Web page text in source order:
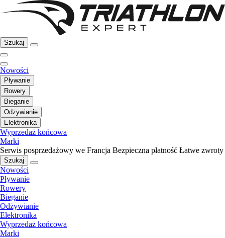
Szukaj
Nowości
Pływanie
Rowery
Bieganie
Odżywianie
Elektronika
Wyprzedaż końcowa
Marki
Serwis posprzedażowy we Francja Bezpieczna płatność Łatwe zwroty
Szukaj
Nowości
Pływanie
Rowery
Bieganie
Odżywianie
Elektronika
Wyprzedaż końcowa
Marki